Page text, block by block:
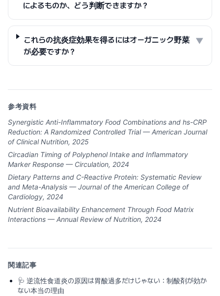
によるものか、どう判断できますか？
これらの抗炎症効果を得るにはオーガニック野菜
が必要ですか？
▼
参考資料
Synergistic Anti-Inflammatory Food Combinations and hs-CRP
Reduction: A Randomized Controlled Trial — American Journal
of Clinical Nutrition, 2025
Circadian Timing of Polyphenol Intake and Inflammatory
Marker Response — Circulation, 2024
Dietary Patterns and C-Reactive Protein: Systematic Review
and Meta-Analysis — Journal of the American College of
Cardiology, 2024
Nutrient Bioavailability Enhancement Through Food Matrix
Interactions — Annual Review of Nutrition, 2024
関連記事
🩺 逆流性食道炎の原因は胃酸過多だけじゃない：制酸剤が効か
ない本当の理由